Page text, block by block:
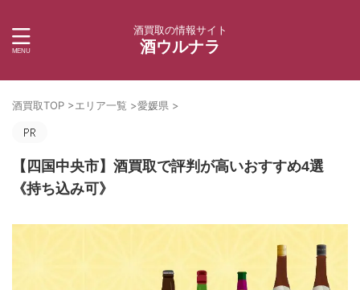
酒買取の情報サイト
酒ウルナラ
酒買取TOP >エリア一覧 >愛媛県 >
【四国中央市】酒買取で評判が高いおすすめ4選
《持ち込み可》